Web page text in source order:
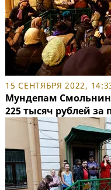
15 СЕНТЯБРЯ 2022,
Мундепам
225 тысяч рублей за